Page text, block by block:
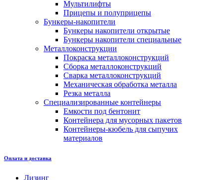
Мультилифты
Прицепы и полуприцепы
Бункеры-накопители
Бункеры накопители открытые
Бункеры накопители специальные
Металлоконструкции
Покраска металлоконструкций
Сборка металлоконструкций
Сварка металлоконструкций
Механическая обработка металла
Резка металла
Специализированные контейнеры
Емкости под бентонит
Контейнера для мусорных пакетов
Контейнеры-кюбель для сыпучих
материалов
Оплата и доставка
Лизинг